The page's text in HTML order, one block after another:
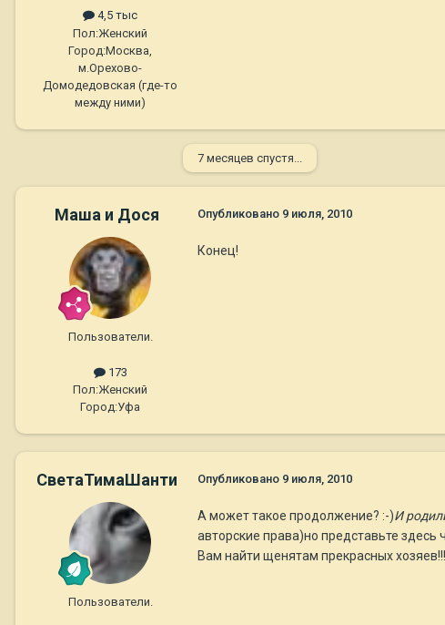
4,5 тыс
Пол:Женский
Город:Москва,
м.Орехово-
Домодедовская (где-то
между ними)
7 месяцев спустя...
Маша и Дося
Пользователи.
173
Пол:Женский
Город:Уфа
Опубликовано 9 июля, 2010
Конец!
СветаТимаШанти
Пользователи.
Опубликовано 9 июля, 2010
А может такое продолжение? :-)И
авторские права)но представьте здесь
Вам найти щенятам прекрасных